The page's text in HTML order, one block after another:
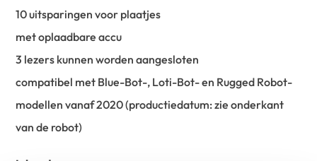
10 uitsparingen voor plaatjes
met oplaadbare accu
3 lezers kunnen worden aangesloten
compatibel met Blue-Bot-, Loti-Bot- en Rugged Robot-
modellen vanaf 2020 (productiedatum: zie onderkant
van de robot)